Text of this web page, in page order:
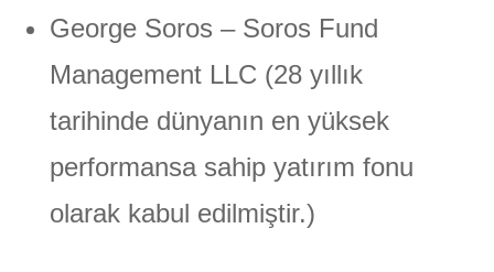
George Soros – Soros Fund
Management LLC (28 yıllık
tarihinde dünyanın en yüksek
performansa sahip yatırım fonu
olarak kabul edilmiştir.)